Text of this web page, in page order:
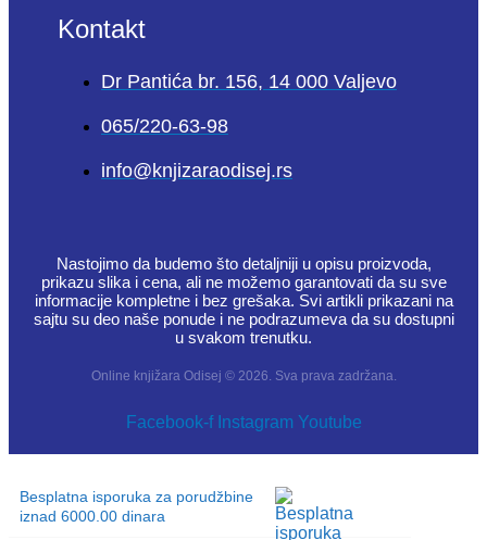
Kontakt
Dr Pantića br. 156, 14 000 Valjevo
065/220-63-98
info@knjizaraodisej.rs
Nastojimo da budemo što detaljniji u opisu proizvoda,
prikazu slika i cena, ali ne možemo garantovati da su sve
informacije kompletne i bez grešaka. Svi artikli prikazani na
sajtu su deo naše ponude i ne podrazumeva da su dostupni
u svakom trenutku.
Online knjižara Odisej © 2026. Sva prava zadržana.
Facebook-f Instagram Youtube
Besplatna isporuka za porudžbine
iznad 6000.00 dinara